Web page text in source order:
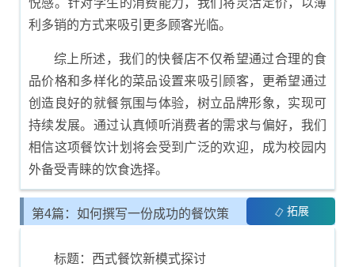
悦感。针对学生的消费能力，我们将灵活定价，以薄
利多销的方式来吸引更多顾客光临。
综上所述，我们的快餐店不仅希望通过合理的食
品价格和多样化的菜品设置来吸引顾客，更希望通过
创造良好的就餐氛围与体验，树立品牌形象，实现可
持续发展。通过认真倾听消费者的需求与偏好，我们
相信这项餐饮计划将会受到广泛的欢迎，成为校园内
外备受青睐的饮食选择。
第4篇：如何撰写一份成功的餐饮策 拓展
标题：西式餐饮新模式探讨